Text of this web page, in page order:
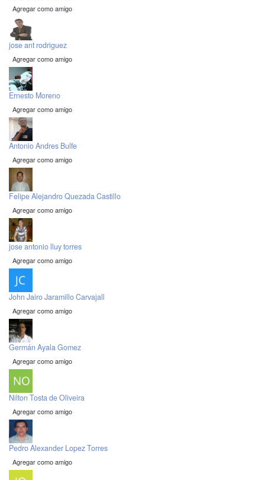
Agregar como amigo
jose ant rodriguez
Agregar como amigo
Ernesto Moreno
Agregar como amigo
Antonio Andres Bulfe
Agregar como amigo
Felipe Alejandro Quezada Castillo
Agregar como amigo
jose antonio lluy torres
Agregar como amigo
John Jairo Jaramillo Carvajall
Agregar como amigo
Germán Ayala Gomez
Agregar como amigo
Nilton Tosta de Oliveira
Agregar como amigo
Pedro Alexander Lopez Torres
Agregar como amigo